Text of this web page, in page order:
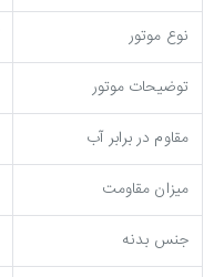
نوع موتور
توضیحات موتور
مقاوم در برابر آب
میزان مقاومت
جنس بدنه